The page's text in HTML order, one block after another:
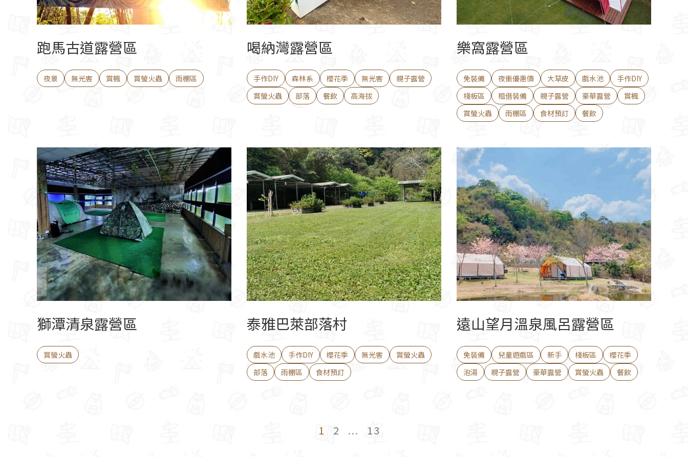
跑馬古道露營區
夜景 無光害 賞楓 賞螢火蟲 雨棚區
喝納灣露營區
手作DIY 森林系 櫻花季 無光害
親子露營
賞螢火蟲
部落 餐飲 高海拔
樂窩露營區
免裝備 夜衝優惠價 大草皮 戲水池
手作DIY
棧板區
租借裝備 親子露營 豪華露營
賞楓
賞螢火蟲
雨棚區 食材預訂 餐飲
獅潭清泉露營區
賞螢火蟲
泰雅巴萊部落村
戲水池 手作DIY 櫻花季 無光害
賞螢火蟲
部落
雨棚區 食材預訂
遠山望月溫泉風呂露營區
免裝備 兒童遊戲區 新手 棧板區
櫻花季
泡湯
親子露營 豪華露營 賞螢火蟲 餐飲
1 2 ... 13